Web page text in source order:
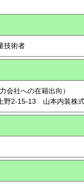
技術者
会社への在籍出向）
野2-15-13 山本内装株